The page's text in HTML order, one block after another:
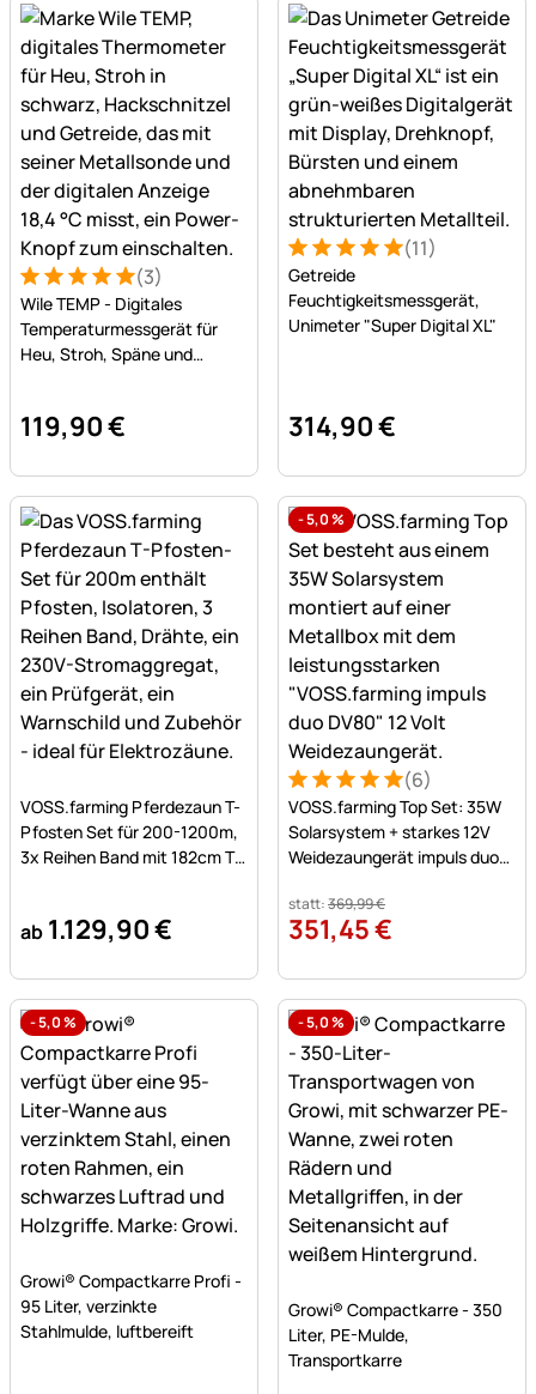
Bewertung: 5 von 5 (3 Bewertungen)
3 Bewertungen
(3)
Wile TEMP - Digitales
Temperaturmessgerät für
Heu, Stroh, Späne und
119,90€
Bewertung: 5 von 5 (11
11 Bewertungen
(11)
Getreide
Feuchtigkeitsmessgerät,
Unimeter "Super Digital XL"
314,90€
Noch keine Bewertungen abgegeben
VOSS.farming Pferdezaun T-
Pfosten Set für 200-1200m,
3x Reihen Band mit 182cm T-
ab 1.129,90€
-5,0%
Bewertung: 5 von 5 (6
6 Bewertungen
(6)
VOSS.farming Top Set: 35W
Solarsystem + starkes 12V
Weidezaungerät impuls duo
statt:369,99€
351,45€
-5,0%
Noch keine Bewertungen abgegeben
Growi® Compactkarre Profi -
95 Liter, verzinkte
Stahlmulde, luftbereift
-5,0%
Growi® Compactkarre - 350
Liter, PE-Mulde,
Transportkarre